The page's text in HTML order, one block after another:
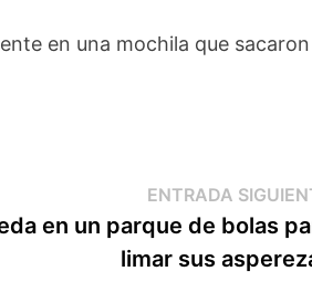
en una mochila que sacaron
ENTRADA
en un parque de bolas
limar sus